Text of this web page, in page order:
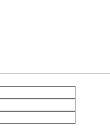
web